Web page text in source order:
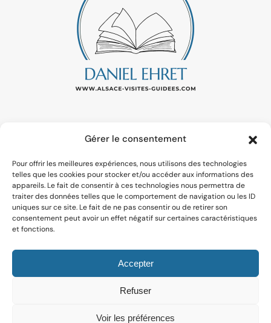
Gérer le consentement
Pour offrir les meilleures expériences, nous utilisons des technologies
telles que les cookies pour stocker et/ou accéder aux informations des
appareils. Le fait de consentir à ces technologies nous permettra de
traiter des données telles que le comportement de navigation ou les ID
uniques sur ce site. Le fait de ne pas consentir ou de retirer son
consentement peut avoir un effet négatif sur certaines caractéristiques
et fonctions.
Accepter
Refuser
Voir les préférences
ALSACE.VISITEGUIDEE@GMAIL.COM
07 67 45 08 74
TARIFS ET RÉSERVATION
À PROPOS DE MOI
WIKIPEDIA DE SUBSTITUTION